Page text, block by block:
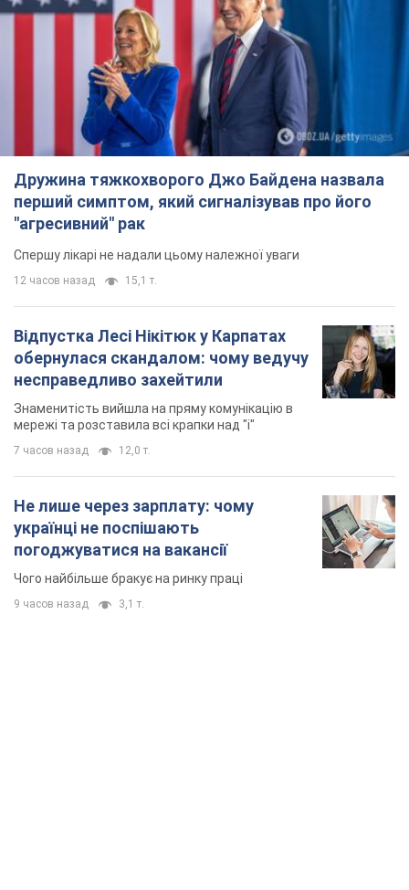
Дружина тяжкохворого Джо Байдена назвала
перший симптом, який сигналізував про його
"агресивний" рак
Спершу лікарі не надали цьому належної уваги
12 часов назад 15,1 т.
Відпустка Лесі Нікітюк у Карпатах
обернулася скандалом: чому ведучу
несправедливо захейтили
Знаменитість вийшла на пряму комунікацію в
мережі та розставила всі крапки над "і"
7 часов назад 12,0 т.
Не лише через зарплату: чому
українці не поспішають
погоджуватися на вакансії
Чого найбільше бракує на ринку праці
9 часов назад 3,1 т.